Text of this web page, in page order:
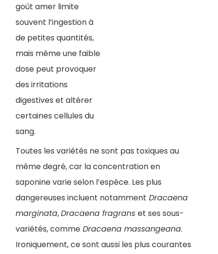
goût amer limite
souvent l’ingestion à
de petites quantités,
mais même une faible
dose peut provoquer
des irritations
digestives et altérer
certaines cellules du
sang.
Toutes les variétés ne sont pas toxiques au
même degré, car la concentration en
saponine varie selon l’espèce. Les plus
dangereuses incluent notamment Dracaena
marginata,Dracaena fragrans et ses sous-
variétés, comme Dracaena massangeana.
Ironiquement, ce sont aussi les plus courantes